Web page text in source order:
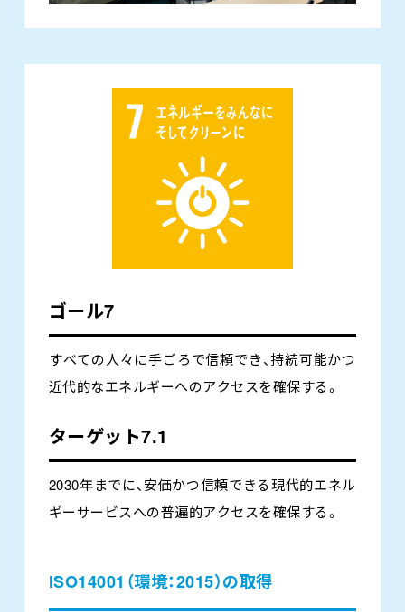
ゴール7
すべての人々に手ごろで信頼でき、持続可能かつ
近代的なエネルギーへのアクセスを確保する。
ターゲット7.1
2030年までに、安価かつ信頼できる現代的エネル
ギーサービスへの普遍的アクセスを確保する。
ISO14001（環境：2015）の取得